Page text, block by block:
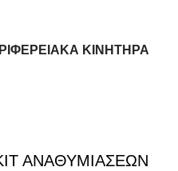
ΚΙΝΗΤΗΡΑ
ΑΝΑΘΥΜΙΑΣΕΩΝ